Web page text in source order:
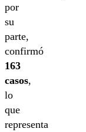
por
su
parte,
confirmó
163
casos,
lo
que
representa